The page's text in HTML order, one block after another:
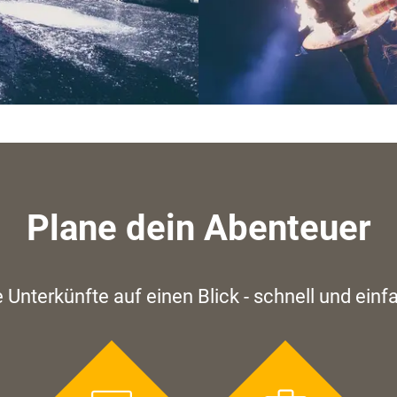
Plane dein Abenteuer
Unterkünfte auf einen Blick - schnell und